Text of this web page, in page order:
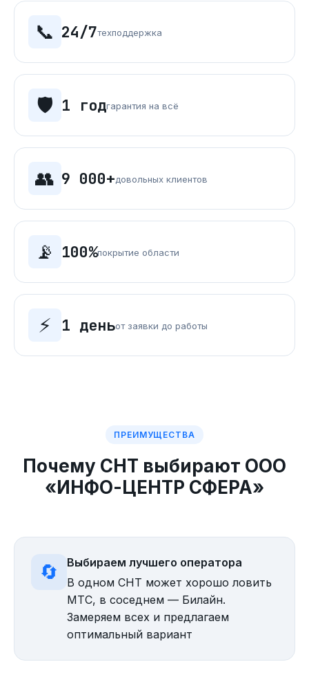
📞 24/7техподдержка
🛡️ 1 годгарантия на всё
👥 9 000+довольных клиентов
📡 100%покрытие области
⚡ 1 деньот заявки до работы
ПРЕИМУЩЕСТВА
Почему СНТ выбирают ООО
«ИНФО-ЦЕНТР СФЕРА»
🔄
Выбираем лучшего оператора
В одном СНТ может хорошо ловить
МТС, в соседнем — Билайн.
Замеряем всех и предлагаем
оптимальный вариант